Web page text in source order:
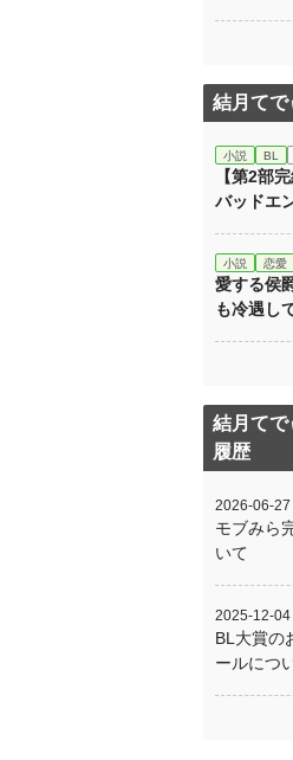
結月てで
小説 BL
【第2部
バッドエ
小説 恋愛
愛する侯
も冷遇し
結月てで
履歴
2026-06-27
モブみら
いて
2025-12-
BL大賞の
ールにつ